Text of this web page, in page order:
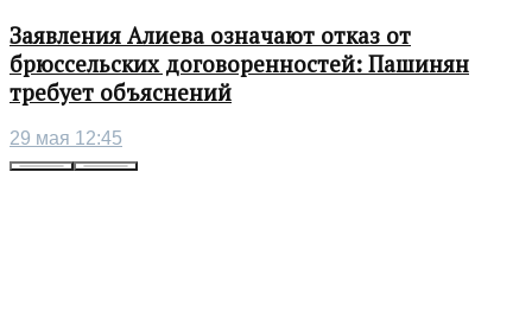
Заявления Алиева означают отказ от
брюссельских договоренностей: Пашинян
требует объяснений
29 мая 12:45